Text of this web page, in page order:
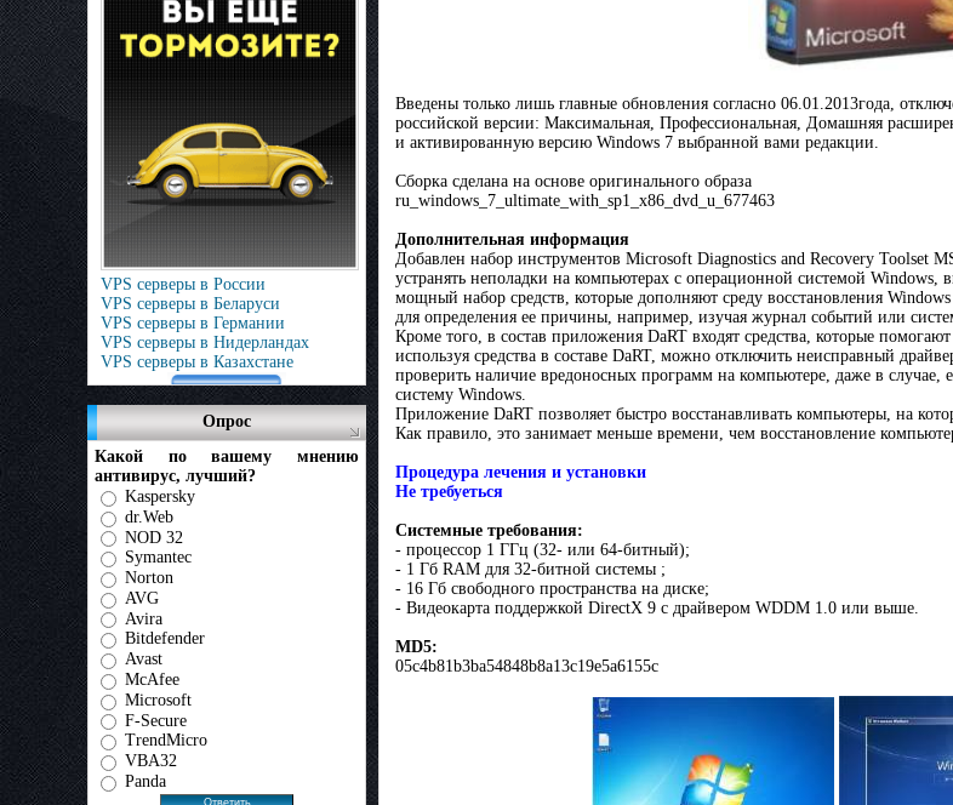
VPS серверы в России
VPS серверы в Беларуси
VPS серверы в Германии
VPS серверы в Нидерландах
VPS серверы в Казахстане
Опрос
Какой по вашему мнению
антивирус, лучший?
Kaspersky
dr.Web
NOD 32
Symantec
Norton
AVG
Avira
Bitdefender
Avast
McAfee
Microsoft
F-Secure
TrendMicro
VBA32
Panda
Введены только лишь главные обновления согласно 06.01.2013года,
российской версии: Максимальная, Профессиональная, Домашняя
и активированную версию Windows 7 выбранной вами редакции.
Сборка сделана на основе оригинального образа
ru_windows_7_ultimate_with_sp1_x86_dvd_u_677463
Дополнительная информация
Добавлен набор инструментов Microsoft Diagnostics and Recovery Toolset
устранять неполадки на компьютерах с операционной системой Windows,
мощный набор средств, которые дополняют среду восстановления
для определения ее причины, например, изучая журнал событий или
Кроме того, в состав приложения DaRT входят средства, которые
используя средства в составе DaRT, можно отключить неисправный
проверить наличие вредоносных программ на компьютере, даже в
систему Windows.
Приложение DaRT позволяет быстро восстанавливать компьютеры, на
Как правило, это занимает меньше времени, чем восстановление
Процедура лечения и установки
Не требуеться
Системные требования:
- процессор 1 ГГц (32- или 64-битный);
- 1 Гб RAM для 32-битной системы ;
- 16 Гб свободного пространства на диске;
- Видеокарта поддержкой DirectX 9 с драйвером WDDM 1.0 или выше.
MD5:
05c4b81b3ba54848b8a13c19e5a6155c